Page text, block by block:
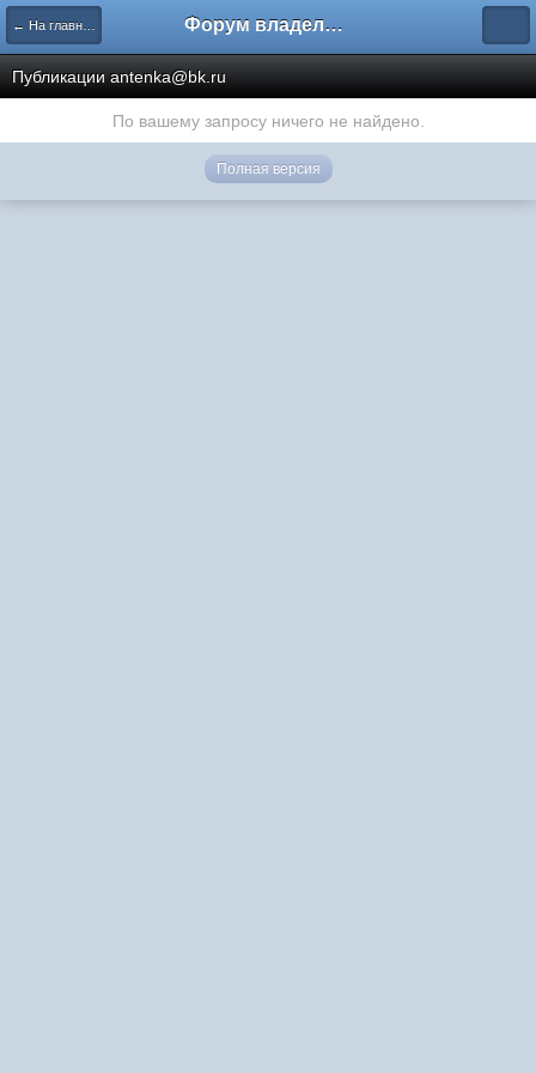
← На главную Форум владельцев интернет-магазинов
Публикации antenka@bk.ru
По вашему запросу ничего не найдено.
Полная версия